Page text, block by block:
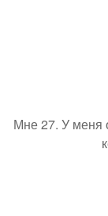
Мне 27. У меня